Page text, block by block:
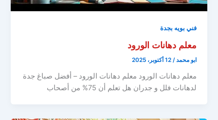
فني بويه بجدة
معلم دهانات الورود
ابو محمد/12 أكتوبر، 2025
معلم دهانات الورود معلم دهانات الورود – أفضل صباغ جدة
لدهانات فلل و جدران هل تعلم أن 75% من أصحاب